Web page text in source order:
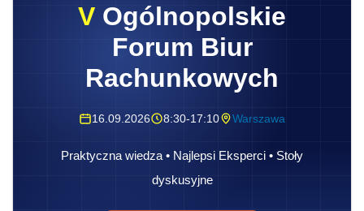
V Ogólnopolskie
Forum Biur
Rachunkowych
16.09.2026 8:30-17:10 Warszawa
Praktyczna wiedza • Najlepsi Eksperci • Stoły
dyskusyjne